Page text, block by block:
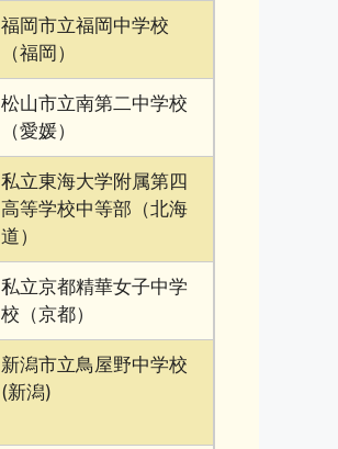
福岡市立福岡中学校
（福岡）
松山市立南第二中学校
（愛媛）
私立東海大学附属第四
高等学校中等部（北海
道）
私立京都精華女子中学
校（京都）
新潟市立鳥屋野中学校
(新潟)